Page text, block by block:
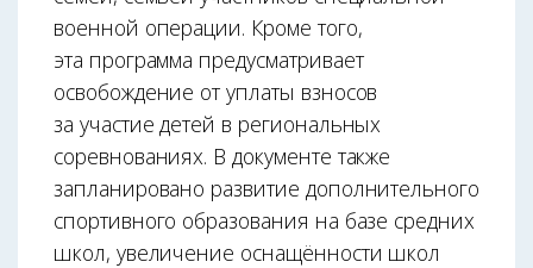
военной операции. Кроме того,
эта программа предусматривает
освобождение от уплаты взносов
за участие детей в региональных
соревнованиях. В документе также
запланировано развитие дополнительного
спортивного образования на базе средних
школ, увеличение оснащённости школ